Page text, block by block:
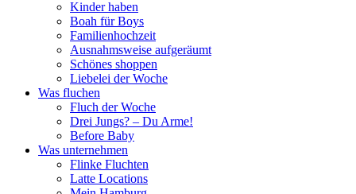
Kinder haben
Boah für Boys
Familienhochzeit
Ausnahmsweise aufgeräumt
Schönes shoppen
Liebelei der Woche
Was fluchen
Fluch der Woche
Drei Jungs? – Du Arme!
Before Baby
Was unternehmen
Flinke Fluchten
Latte Locations